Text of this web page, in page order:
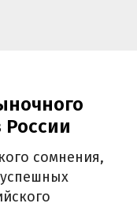
России
сомнения,